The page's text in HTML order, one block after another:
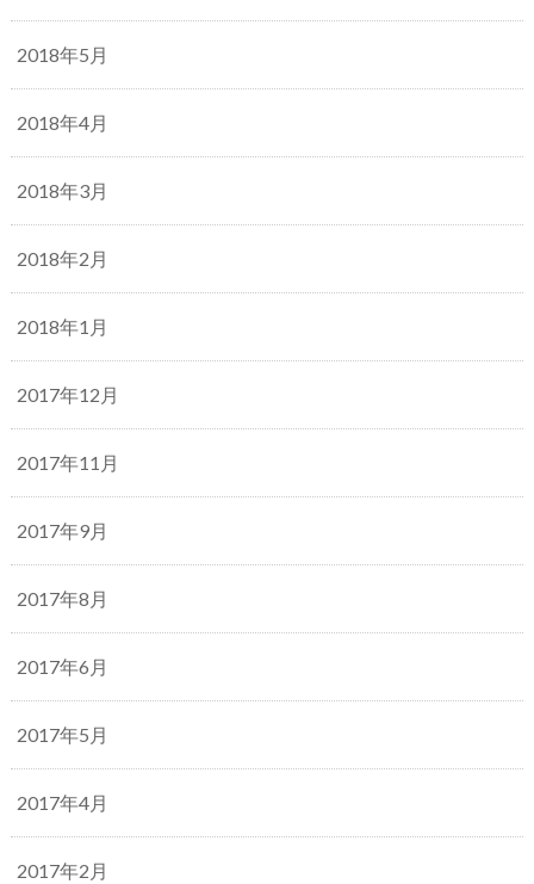
2018年5月
2018年4月
2018年3月
2018年2月
2018年1月
2017年12月
2017年11月
2017年9月
2017年8月
2017年6月
2017年5月
2017年4月
2017年2月